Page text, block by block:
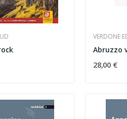
VERDONE
Abruzzo
28,00 €